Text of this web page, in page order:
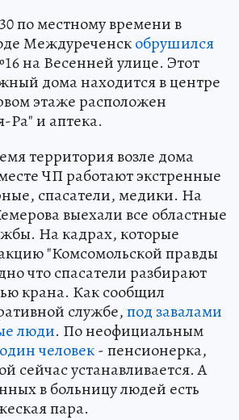
по местному времени в
Междуреченскобрушился
на Весенней улице. Этот
дома находится в центре
этаже расположен
Ра" и аптека.
территория возле дома
ЧП работают экстренные
спасатели, медики. На
выехали все областные
На кадрах, которые
"Комсомольской правды
что спасатели разбирают
крана. Как сообщил
службе,под завалами
люди. По неофициальным
человек- пенсионерка,
сейчас устанавливается. А
в больницу людей есть
пара.